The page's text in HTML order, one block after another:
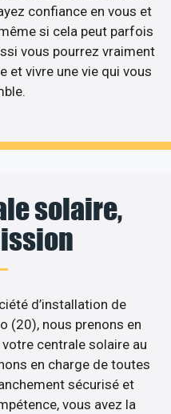
confiance en vous et
si cela peut parfois
vous pourrez vraiment
et vivre une vie qui vous
solaire,
d’installation de
(20), nous prenons en
centrale solaire au
en charge de toutes
sécurisé et
vous avez la